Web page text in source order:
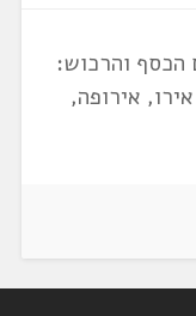
הכסף והרכוש:
אירופה,